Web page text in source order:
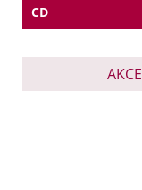
CD
AKCE